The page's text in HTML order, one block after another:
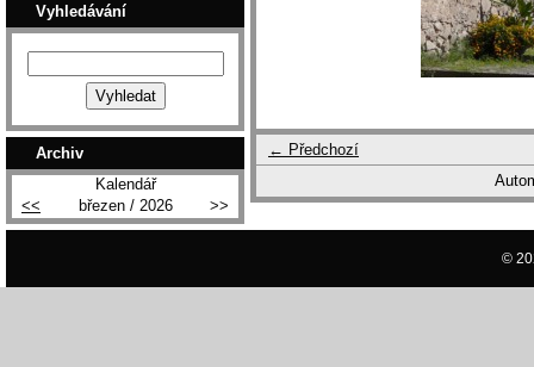
← Předchozí
Vyhledávání
Archiv
Kalendář
<<
březen / 2026 >>
©